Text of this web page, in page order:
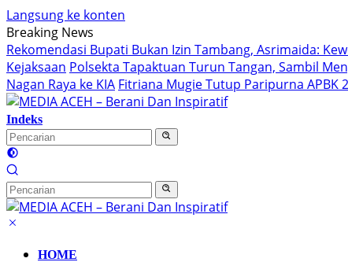
Langsung ke konten
Breaking News
Rekomendasi Bupati Bukan Izin Tambang, Asrimaida:
Kejaksaan Polsekta Tapaktuan Turun Tangan, Sambil
Nagan Raya ke KIA Fitriana Mugie Tutup Paripurna APBK
Indeks
HOME